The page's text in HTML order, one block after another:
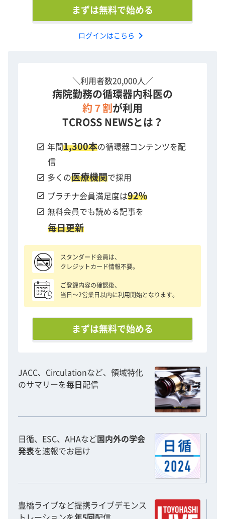
まずは無料で始める
ログインはこちら chevron_right
＼利用者数20,000人／
病院勤務の循環器内科医の
約７割 が利用
TCROSS NEWSとは？
check_box 年間1,300本の循環器コンテンツを配
信
check_box 多くの医療機関で採用
check_box プラチナ会員満足度は92%
check_box 無料会員でも読める記事を
毎日更新
スタンダード会員は、
クレジットカード情報不要。
ご登録内容の確認後、
当日〜2営業日以内に利用開始となります。
まずは無料で始める
JACC、Circulationなど、領域特化
のサマリーを毎日 配信
日循、ESC、AHAなど国内外の学会
発表を速報でお届け
豊橋ライブなど提携ライブデモンス